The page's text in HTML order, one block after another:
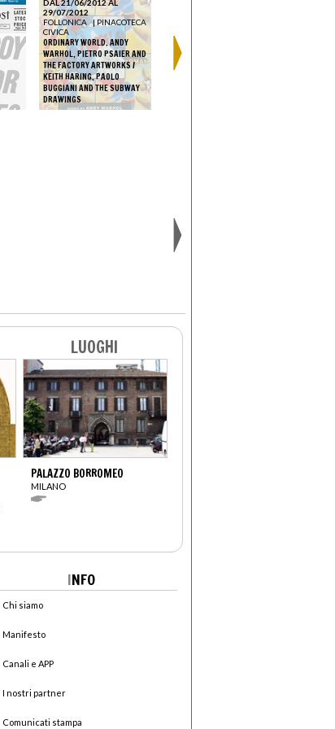
DAL 21/06/2012 AL
29/07/2012
FOLLONICA | PINACOTECA
CIVICA
ORDINARY WORLD. ANDY
WARHOL, PIETRO PSAIER AND
THE FACTORY ARTWORKS /
KEITH HARING, PAOLO
BUGGIANI AND THE SUBWAY
DRAWINGS
DAL 14/07/2012 AL
09/09/2012
LUOGHI
PALAZZO BORROMEO
MILANO
INFO
Chi siamo
Manifesto
Canali e APP
I nostri partner
Comunicati stampa